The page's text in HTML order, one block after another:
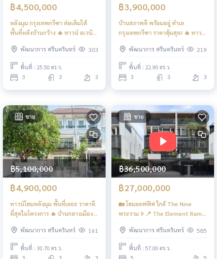
฿4,500,000
หลังมุม กรุงเทพกรีฑา ต่อเติมได้
พื้นที่หลังบ้านกว้าง 🔥 ทาวน์ อเวนิว
Town Avenue Rama 9 / 3
Bedrooms (FOR SALE) BZD172
พัฒนาการ ศรีนครินทร์ 303
พื้นที่ : 25.50 ตร.ว.
3 3 3
฿3,900,000
บ้านสภาพดี พร้อมอยู่ ทำเล
กรุงเทพกรีฑา ราคาคุ้มสุด! 🔥 ทาวน์
(ขาย), Town Avenue Rama 9 / 3
Bedrooms (FOR SALE) BZD199
พัฒนาการ ศรีนครินทร์ 219
พื้นที่ : 22.90 ตร.ว.
3 3 3
ขาย
฿5,100,000
฿4,900,000
ทาวน์โฮมหลังมุม พื้นที่เยอะ ราคาดี
ที่สุดในโครงการ 🔥 บ้านกลางเมือง
3 ห้องนอน (ขาย), Baan Klang
Muang Urbanion Rama 9 -
Wongwaen / 3 Bedrooms (FOR
พัฒนาการ ศรีนครินทร์ 161
พื้นที่ : 30.70 ตร.ว.
ขาย
฿36,500,000
฿27,000,000
🏡 โฮมออฟฟิศ ใกล้ The Nine
พระราม 9 📍 The Element Rama
รถได้ 6 คัน (FOR SALE) PALM881
พัฒนาการ ศรีนครินทร์ 585
พื้นที่ : 57.00 ตร.ว.